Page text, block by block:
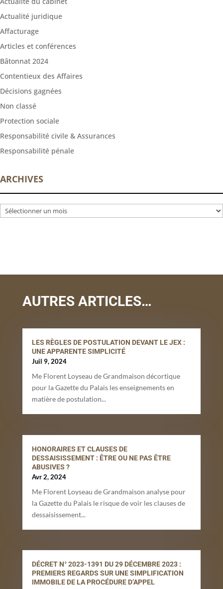
Actualité juridique
Affacturage
Articles et conférences
Bâtonnat 2024
Contentieux des Affaires
Décisions gagnées
Non classé
Protection sociale
Responsabilité civile & Assurances
Responsabilité pénale
ARCHIVES
Archives
AUTRES ARTICLES…
LES RÈGLES DE POSTULATION DEVANT LE JEX :
UNE APPARENTE SIMPLICITÉ
Juil 9, 2024
Me Florent Loyseau de Grandmaison décortique
pour la Gazette du Palais les enseignements en
matière de postulation...
HONORAIRES ET CLAUSES DE
DESSAISISSEMENT : ÊTRE OU NE PAS ÊTRE
ABUSIVES ?
Avr 2, 2024
Me Florent Loyseau de Grandmaison analyse pour
la Gazette du Palais le risque de voir les clauses de
dessaisissement...
DÉCRET N° 2023-1391 DU 29 DÉCEMBRE 2023 :
PREMIERS REGARDS SUR UNE SIMPLIFICATION
IMMOBILE DE LA PROCÉDURE D’APPEL